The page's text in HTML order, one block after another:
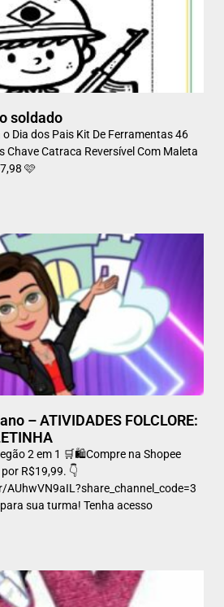
soldado
Dia dos Pais Kit De Ferramentas 46
Chave Catraca Reversível Com Maleta
🩷
– ATIVIDADES FOLCLORE:
2 em 1 🛒🛍️Compre na Shopee
R$19,99. 👇
sua turma! Tenha acesso